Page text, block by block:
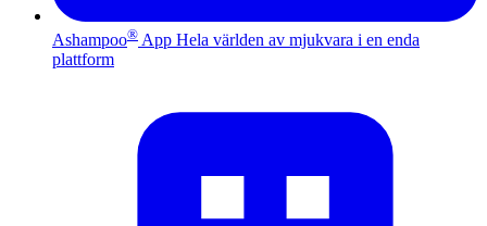
Ashampoo® App Hela världen av mjukvara i en enda
plattform